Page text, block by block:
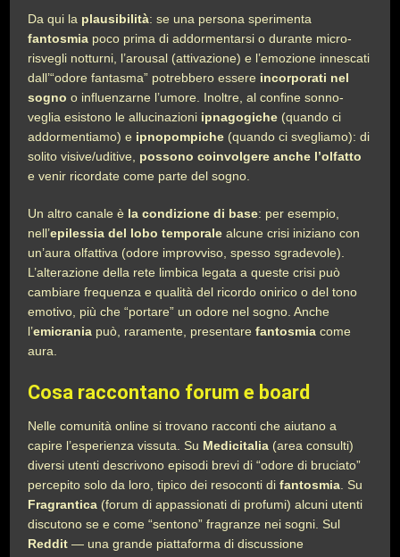
Da qui la plausibilità: se una persona sperimenta
fantosmia poco prima di addormentarsi o durante micro-
risvegli notturni, l’arousal (attivazione) e l’emozione innescati
dall’“odore fantasma” potrebbero essere incorporati nel
sogno o influenzarne l’umore. Inoltre, al confine sonno-
veglia esistono le allucinazioni ipnagogiche (quando ci
addormentiamo) e ipnopompiche (quando ci svegliamo): di
solito visive/uditive, possono coinvolgere anche l’olfatto
e venir ricordate come parte del sogno.
Un altro canale è la condizione di base: per esempio,
nell’epilessia del lobo temporale alcune crisi iniziano con
un’aura olfattiva (odore improvviso, spesso sgradevole).
L’alterazione della rete limbica legata a queste crisi può
cambiare frequenza e qualità del ricordo onirico o del tono
emotivo, più che “portare” un odore nel sogno. Anche
l’emicrania può, raramente, presentarefantosmia come
aura.
Cosa raccontano forum e board
Nelle comunità online si trovano racconti che aiutano a
capire l’esperienza vissuta. Su Medicitalia (area consulti)
diversi utenti descrivono episodi brevi di “odore di bruciato”
percepito solo da loro, tipico dei resoconti difantosmia . Su
Fragrantica (forum di appassionati di profumi) alcuni utenti
discutono se e come “sentono” fragranze nei sogni. Sul
Reddit — una grande piattaforma di discussione